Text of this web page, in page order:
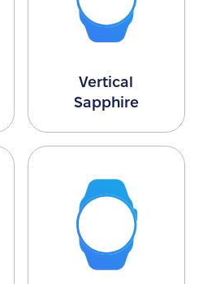
Vertical
Sapphire